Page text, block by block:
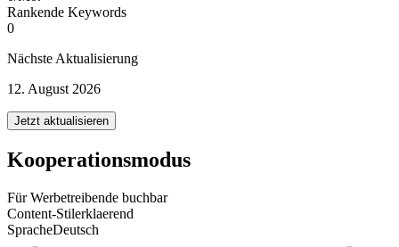
Rankende Keywords
0
Nächste Aktualisierung
12. August 2026
Jetzt aktualisieren
Kooperationsmodus
Für Werbetreibende buchbar
Content-Stilerklaerend
SpracheDeutsch